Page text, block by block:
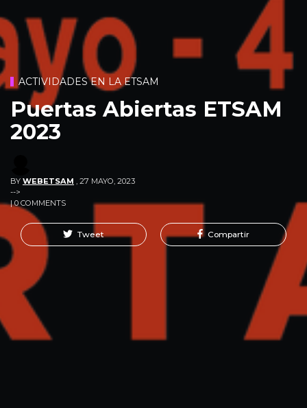
ACTIVIDADES EN LA ETSAM
Puertas Abiertas ETSAM
2023
BY WEBETSAM
27 MAYO, 2023
-->
| 0 COMMENTS
Tweet Compartir